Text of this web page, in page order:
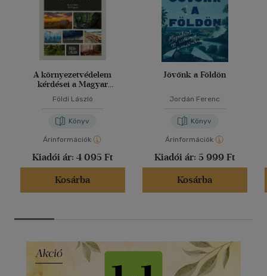
A környezetvédelem
kérdései a Magyar
Földi László
Könyv
Árinformációk
Kiadói ár: 4 095 Ft
Kosárba
Jövőnk a Földön
Jordán Ferenc
Könyv
Árinformációk
Kiadói ár: 5 999 Ft
Kosárba